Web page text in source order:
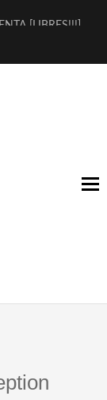
[LIBRES!!!]
MONFORT
CLAUDIO
DEL TOMATAZO
3.0] EN EXVITA
[RELATIVA
A SERRAT